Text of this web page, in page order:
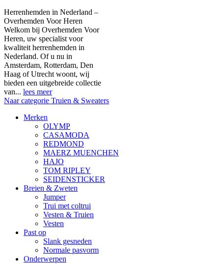
Herrenhemden in Nederland –
Overhemden Voor Heren
Welkom bij Overhemden Voor
Heren, uw specialist voor
kwaliteit herrenhemden in
Nederland. Of u nu in
Amsterdam, Rotterdam, Den
Haag of Utrecht woont, wij
bieden een uitgebreide collectie
van... lees meer
Naar categorie Truien & Sweaters
Merken
OLYMP
CASAMODA
REDMOND
MAERZ MUENCHEN
HAJO
TOM RIPLEY
SEIDENSTICKER
Breien & Zweten
Jumper
Trui met coltrui
Vesten & Truien
Vesten
Past op
Slank gesneden
Normale pasvorm
Onderwerpen